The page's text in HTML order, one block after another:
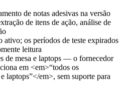
de notas adesivas na versão
de itens de ação, análise de
ativo; os períodos de teste expirados
leitura
de mesa e laptops — o fornecedor
em <em>“todos os
laptops”</em>, sem suporte para